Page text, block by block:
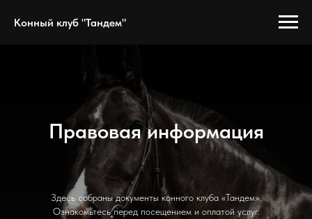
Конный клуб "Тандем"
Правовая информация
Здесь собраны документы конного клуба «Тандем».
Ознакомьтесь перед посещением и оплатой услуг.